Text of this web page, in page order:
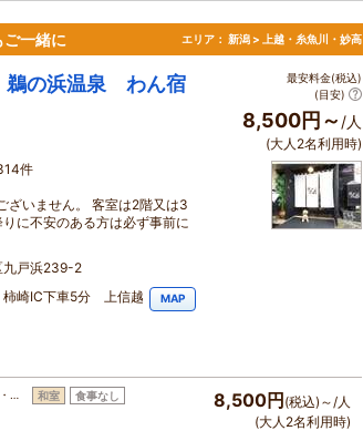
ご一緒に エリア： 新潟 > 上越・糸魚川・妙高
の浜温泉 わん宿
件
ざいません。 客室は2階又は3
に不安のある方は必ず事前に
九戸浜239-2
柿崎IC下車5分 上信越
MAP
最安料金(税込)
(目安)
8,500円～ /人
(大人2名利用時)
・… 和室 食事なし 8,500円(税込)～/人
(大人2名利用時)